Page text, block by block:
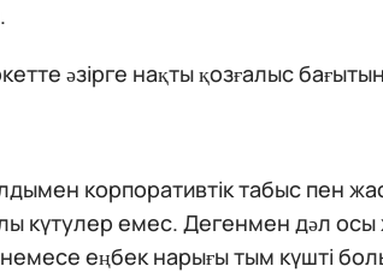
әзірге нақты қозғалыс
корпоративтік табыс пен
күтулер емес. Дегенмен дәл осы
еңбек нарығы тым күшті